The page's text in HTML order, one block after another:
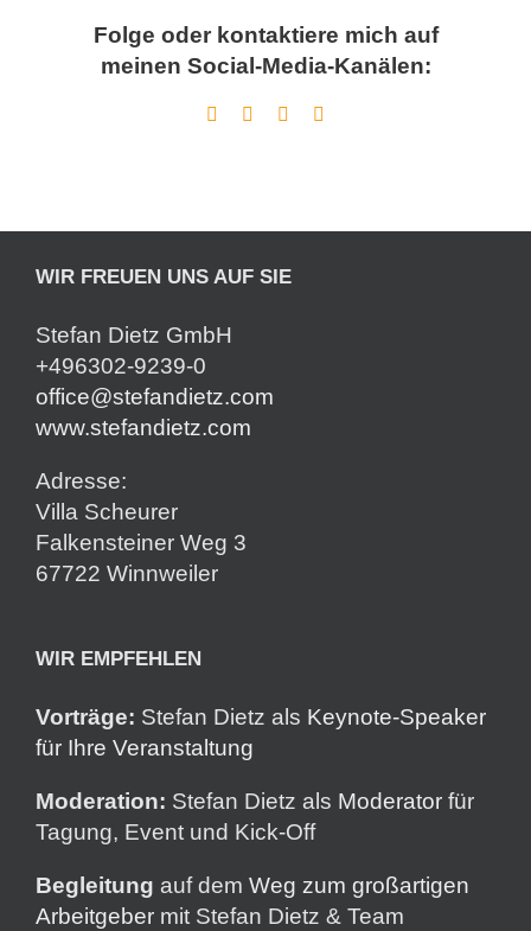
Folge oder kontaktiere mich auf
meinen Social-Media-Kanälen:
WIR FREUEN UNS AUF SIE
Stefan Dietz GmbH
+496302-9239-0
office@stefandietz.com
www.stefandietz.com
Adresse:
Villa Scheurer
Falkensteiner Weg 3
67722 Winnweiler
WIR EMPFEHLEN
Vorträge: Stefan Dietz als Keynote-Speaker
für Ihre Veranstaltung
Moderation: Stefan Dietz als Moderator für
Tagung, Event und Kick-Off
Begleitung auf dem Weg zum großartigen
Arbeitgeber mit Stefan Dietz & Team